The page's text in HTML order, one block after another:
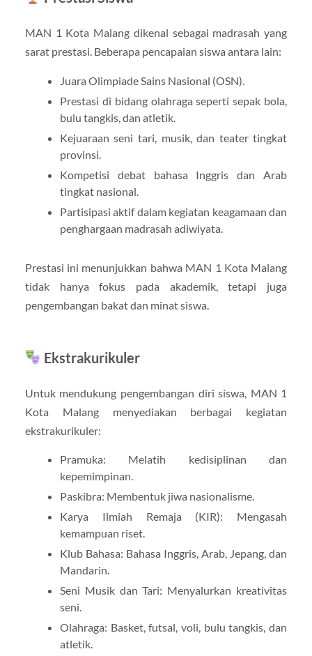
MAN 1 Kota Malang dikenal sebagai madrasah yang
sarat prestasi. Beberapa pencapaian siswa antara lain:
Juara Olimpiade Sains Nasional (OSN).
Prestasi di bidang olahraga seperti sepak bola,
bulu tangkis, dan atletik.
Kejuaraan seni tari, musik, dan teater tingkat
provinsi.
Kompetisi debat bahasa Inggris dan Arab
tingkat nasional.
Partisipasi aktif dalam kegiatan keagamaan dan
penghargaan madrasah adiwiyata.
Prestasi ini menunjukkan bahwa MAN 1 Kota Malang
tidak hanya fokus pada akademik, tetapi juga
pengembangan bakat dan minat siswa.
Ekstrakurikuler
Untuk mendukung pengembangan diri siswa, MAN 1
Kota Malang menyediakan berbagai kegiatan
ekstrakurikuler:
Pramuka: Melatih kedisiplinan dan
kepemimpinan.
Paskibra: Membentuk jiwa nasionalisme.
Karya Ilmiah Remaja (KIR): Mengasah
kemampuan riset.
Klub Bahasa: Bahasa Inggris, Arab, Jepang, dan
Mandarin.
Seni Musik dan Tari: Menyalurkan kreativitas
seni.
Olahraga: Basket, futsal, voli, bulu tangkis, dan
atletik.